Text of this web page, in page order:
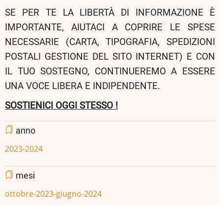
SE PER TE LA LIBERTÀ DI INFORMAZIONE È
IMPORTANTE, AIUTACI A COPRIRE LE SPESE
NECESSARIE (CARTA, TIPOGRAFIA, SPEDIZIONI
POSTALI GESTIONE DEL SITO INTERNET) E CON
IL TUO SOSTEGNO, CONTINUEREMO A ESSERE
UNA VOCE LIBERA E INDIPENDENTE.
SOSTIENICI OGGI STESSO !
anno
2023-2024
mesi
ottobre-2023-giugno-2024